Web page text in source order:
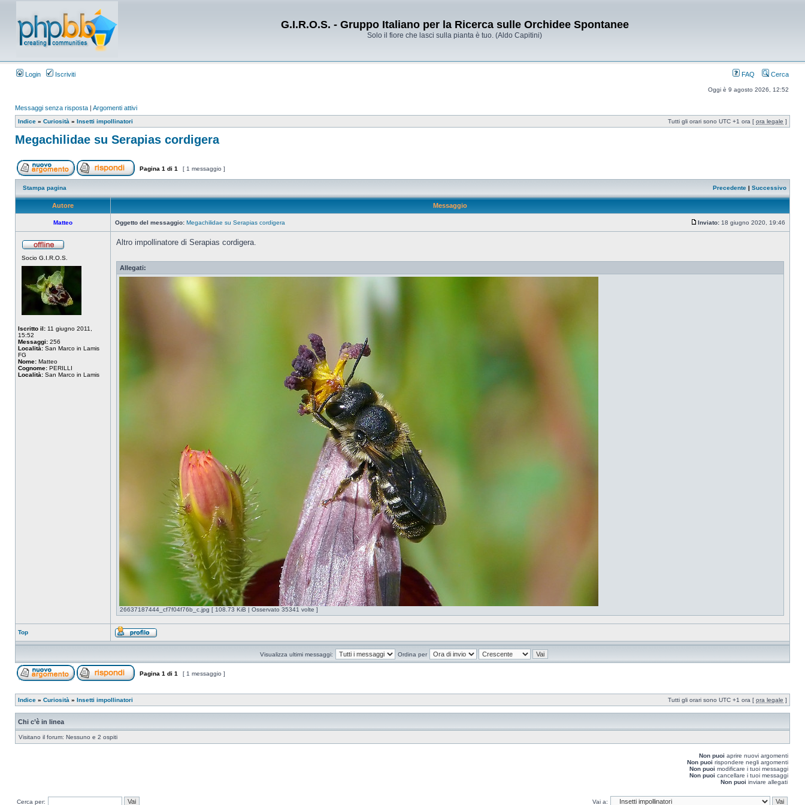
G.I.R.O.S. - Gruppo Italiano per la Ricerca sulle Orchidee Spontanee
Solo il fiore che lasci sulla pianta è tuo. (Aldo Capitini)
Login Iscriviti FAQ Cerca
Oggi è 9 agosto 2026, 12:52
Messaggi senza risposta | Argomenti attivi
Indice » Curiosità » Insetti impollinatori Tutti gli orari sono UTC +1 ora [ ora legale ]
Megachilidae su Serapias cordigera
Pagina 1 di 1 [ 1 messaggio ]
Stampa pagina Precedente | Successivo
Autore Messaggio
Matteo Oggetto del messaggio: Megachilidae su Serapias cordigera Inviato: 18 giugno 2020, 19:46
Socio G.I.R.O.S.
Iscritto il: 11 giugno 2011,
15:52
Messaggi: 256
Località: San Marco in Lamis
FG
Nome: Matteo
Cognome: PERILLI
Località: San Marco in Lamis
Altro impollinatore di Serapias cordigera.
Allegati:
26637187444_cf7f04f76b_c.jpg [ 108.73 KiB | Osservato 35341 volte ]
Top
Visualizza ultimi messaggi: Ordina per
Pagina 1 di 1 [ 1 messaggio ]
Indice » Curiosità » Insetti impollinatori Tutti gli orari sono UTC +1 ora [ ora legale ]
Chi c’è in linea
Visitano il forum: Nessuno e 2 ospiti
Non puoi aprire nuovi argomenti
Non puoi rispondere negli argomenti
Non puoi modificare i tuoi messaggi
Non puoi cancellare i tuoi messaggi
Non puoi inviare allegati
Cerca per: Vai a: